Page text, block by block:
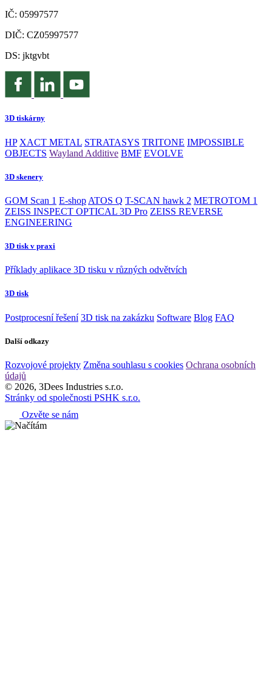
IČ: 05997577
DIČ: CZ05997577
DS: jktgvbt
3D tiskárny
HP XACT METAL STRATASYS TRITONE IMPOSSIBLE
OBJECTS Wayland Additive BMF EVOLVE
3D skenery
GOM Scan 1 E-shop ATOS Q T-SCAN hawk 2 METROTOM 1
ZEISS INSPECT OPTICAL 3D Pro ZEISS REVERSE
ENGINEERING
3D tisk v praxi
Příklady aplikace 3D tisku v různých odvětvích
3D tisk
Postprocesní řešení 3D tisk na zakázku Software Blog FAQ
Další odkazy
Rozvojové projekty Změna souhlasu s cookies Ochrana osobních
údajů
© 2026, 3Dees Industries s.r.o.
Stránky od společnosti PSHK s.r.o.
Ozvěte se nám